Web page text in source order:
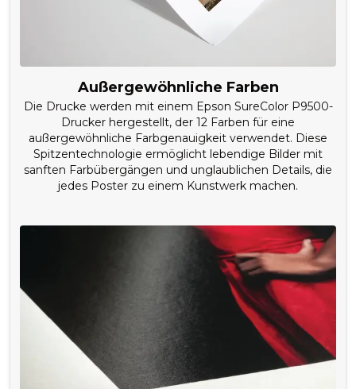
Außergewöhnliche Farben
Die Drucke werden mit einem Epson SureColor P9500-
Drucker hergestellt, der 12 Farben für eine
außergewöhnliche Farbgenauigkeit verwendet. Diese
Spitzentechnologie ermöglicht lebendige Bilder mit
sanften Farbübergängen und unglaublichen Details, die
jedes Poster zu einem Kunstwerk machen.